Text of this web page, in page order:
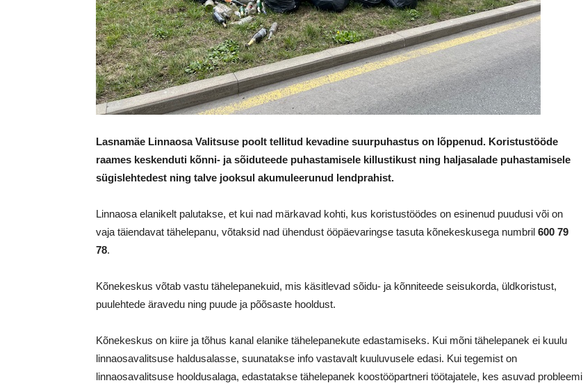
Lasnamäe Linnaosa Valitsuse poolt tellitud kevadine suurpuhastus on lõppenud. Koristustööde
raames keskenduti kõnni- ja sõiduteede puhastamisele killustikust ning haljasalade puhastamisele
sügislehtedest ning talve jooksul akumuleerunud lendprahist.
Linnaosa elanikelt palutakse, et kui nad märkavad kohti, kus koristustöödes on esinenud puudusi või on
vaja täiendavat tähelepanu, võtaksid nad ühendust ööpäevaringse tasuta kõnekeskusega numbril 600 79
78.
Kõnekeskus võtab vastu tähelepanekuid, mis käsitlevad sõidu- ja kõnniteede seisukorda, üldkoristust,
puulehtede äravedu ning puude ja põõsaste hooldust.
Kõnekeskus on kiire ja tõhus kanal elanike tähelepanekute edastamiseks. Kui mõni tähelepanek ei kuulu
linnaosavalitsuse haldusalasse, suunatakse info vastavalt kuuluvusele edasi. Kui tegemist on
linnaosavalitsuse hooldusalaga, edastatakse tähelepanek koostööpartneri töötajatele, kes asuvad probleemi